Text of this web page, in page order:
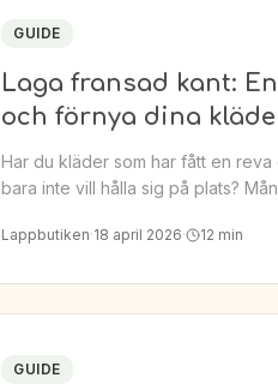
GUIDE
Laga fransad kant:
och förnya dina
Har du kläder som har fått en
bara inte vill hålla sig på plats?
Lappbutiken·18 april 2026· 12 min
GUIDE